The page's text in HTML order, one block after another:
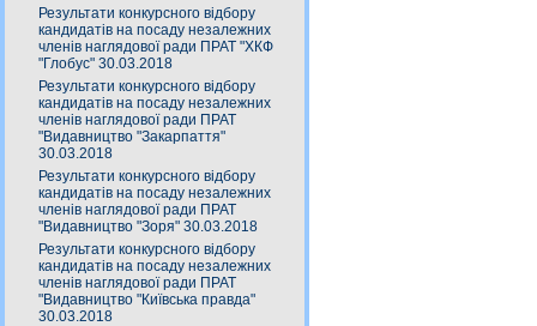
Результати конкурсного відбору
кандидатів на посаду незалежних
членів наглядової ради ПРАТ "ХКФ
"Глобус" 30.03.2018
Результати конкурсного відбору
кандидатів на посаду незалежних
членів наглядової ради ПРАТ
"Видавництво "Закарпаття"
30.03.2018
Результати конкурсного відбору
кандидатів на посаду незалежних
членів наглядової ради ПРАТ
"Видавництво "Зоря" 30.03.2018
Результати конкурсного відбору
кандидатів на посаду незалежних
членів наглядової ради ПРАТ
"Видавництво "Київська правда"
30.03.2018